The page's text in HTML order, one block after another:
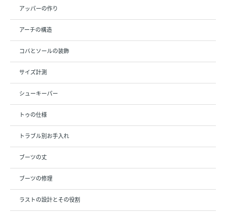
アッパーの作り
アーチの構造
コバとソールの装飾
サイズ計測
シューキーパー
トゥの仕様
トラブル別お手入れ
ブーツの丈
ブーツの修理
ラストの設計とその役割